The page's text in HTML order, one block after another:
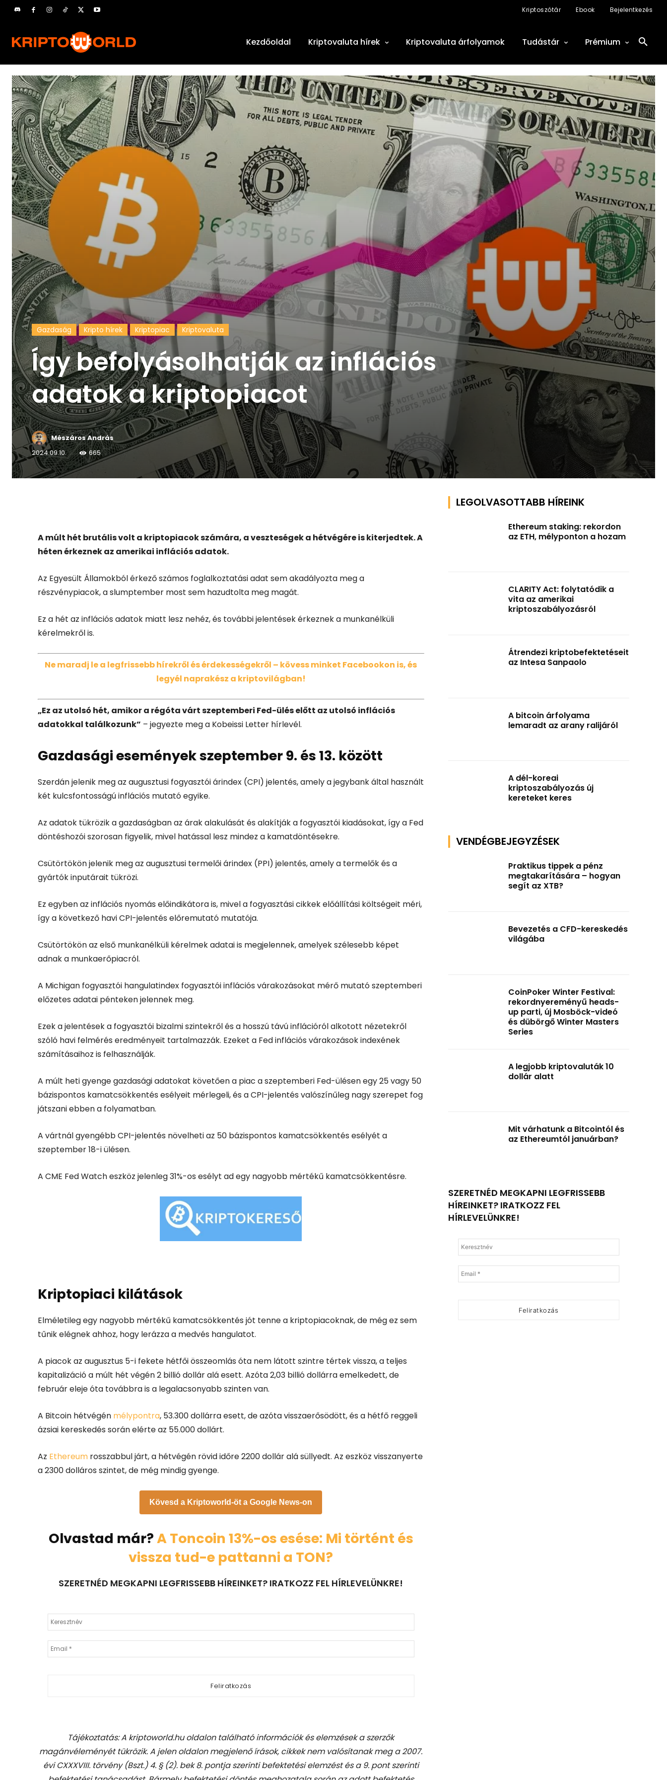
Kriptoszótár Ebook Bejelentkezés
Kezdőoldal Kriptovaluta hírek Kriptovaluta árfolyamok Tudástár Prémium
Gazdaság Kripto hírek Kriptopiac Kriptovaluta
Így befolyásolhatják az inflációs
adatok a kriptopiacot
Mészáros András
2024.09.10.
665
A múlt hét brutális volt a kriptopiacok számára, a veszteségek a hétvégére is kiterjedtek. A
héten érkeznek az amerikai inflációs adatok.
Az Egyesült Államokból érkező számos foglalkoztatási adat sem akadályozta meg a
részvénypiacok, a slumptember most sem hazudtolta meg magát.
Ez a hét az inflációs adatok miatt lesz nehéz, és további jelentések érkeznek a munkanélküli
kérelmekről is.
Ne maradj le a legfrissebb hírekről és érdekességekről – kövess minket Facebookon is, és
legyél naprakész a kriptovilágban!
„Ez az utolsó hét, amikor a régóta várt szeptemberi Fed-ülés előtt az utolsó inflációs
adatokkal találkozunk” – jegyezte meg a Kobeissi Letter hírlevél.
Gazdasági események szeptember 9. és 13. között
Szerdán jelenik meg az augusztusi fogyasztói árindex (CPI) jelentés, amely a jegybank által használt
két kulcsfontosságú inflációs mutató egyike.
Az adatok tükrözik a gazdaságban az árak alakulását és alakítják a fogyasztói kiadásokat, így a Fed
döntéshozói szorosan figyelik, mivel hatással lesz mindez a kamatdöntésekre.
Csütörtökön jelenik meg az augusztusi termelői árindex (PPI) jelentés, amely a termelők és a
gyártók inputárait tükrözi.
Ez egyben az inflációs nyomás előindikátora is, mivel a fogyasztási cikkek előállítási költségeit méri,
így a következő havi CPI-jelentés előremutató mutatója.
Csütörtökön az első munkanélküli kérelmek adatai is megjelennek, amelyek szélesebb képet
adnak a munkaerőpiacról.
A Michigan fogyasztói hangulatindex fogyasztói inflációs várakozásokat mérő mutató szeptemberi
előzetes adatai pénteken jelennek meg.
Ezek a jelentések a fogyasztói bizalmi szintekről és a hosszú távú inflációról alkotott nézetekről
szóló havi felmérés eredményeit tartalmazzák. Ezeket a Fed inflációs várakozások indexének
számításaihoz is felhasználják.
A múlt heti gyenge gazdasági adatokat követően a piac a szeptemberi Fed-ülésen egy 25 vagy 50
bázispontos kamatcsökkentés esélyeit mérlegeli, és a CPI-jelentés valószínűleg nagy szerepet fog
játszani ebben a folyamatban.
A vártnál gyengébb CPI-jelentés növelheti az 50 bázispontos kamatcsökkentés esélyét a
szeptember 18-i ülésen.
A CME Fed Watch eszköz jelenleg 31%-os esélyt ad egy nagyobb mértékű kamatcsökkentésre.
Kriptopiaci kilátások
Elméletileg egy nagyobb mértékű kamatcsökkentés jót tenne a kriptopiacoknak, de még ez sem
tűnik elégnek ahhoz, hogy lerázza a medvés hangulatot.
A piacok az augusztus 5-i fekete hétfői összeomlás óta nem látott szintre tértek vissza, a teljes
kapitalizáció a múlt hét végén 2 billió dollár alá esett. Azóta 2,03 billió dollárra emelkedett, de
február eleje óta továbbra is a legalacsonyabb szinten van.
A Bitcoin hétvégén mélypontra, 53.300 dollárra esett, de azóta visszaerősödött, és a hétfő reggeli
ázsiai kereskedés során elérte az 55.000 dollárt.
Az Ethereum rosszabbul járt, a hétvégén rövid időre 2200 dollár alá süllyedt. Az eszköz visszanyerte
a 2300 dolláros szintet, de még mindig gyenge.
Kövesd a Kriptoworld-öt a Google News-on
Olvastad már?A Toncoin 13%-os esése: Mi történt és
vissza tud-e pattanni a TON?
SZERETNÉD MEGKAPNI LEGFRISSEBB HÍREINKET? IRATKOZZ FEL HÍRLEVELÜNKRE!
Tájékoztatás: A kriptoworld.hu oldalon található információk és elemzések a szerzők
magánvéleményét tükrözik. A jelen oldalon megjelenő írások, cikkek nem valósítanak meg a 2007.
évi CXXXVIII. törvény (Bszt.) 4. § (2). bek 8. pontja szerinti befektetési elemzést és a 9. pont szerinti
LEGOLVASOTTABB HÍREINK
Ethereum staking: rekordon
az ETH, mélyponton a hozam
CLARITY Act: folytatódik a
vita az amerikai
kriptoszabályozásról
Átrendezi kriptobefektetéseit
az Intesa Sanpaolo
A bitcoin árfolyama
lemaradt az arany ralijáról
A dél-koreai
kriptoszabályozás új
kereteket keres
VENDÉGBEJEGYZÉSEK
Praktikus tippek a pénz
megtakarítására – hogyan
segít az XTB?
Bevezetés a CFD-kereskedés
világába
CoinPoker Winter Festival:
rekordnyereményű heads-
up parti, új Mosböck-videó
és dübörgő Winter Masters
Series
A legjobb kriptovaluták 10
dollár alatt
Mit várhatunk a Bitcointól és
az Ethereumtól januárban?
SZERETNÉD MEGKAPNI LEGFRISSEBB
HÍREINKET? IRATKOZZ FEL
HÍRLEVELÜNKRE!